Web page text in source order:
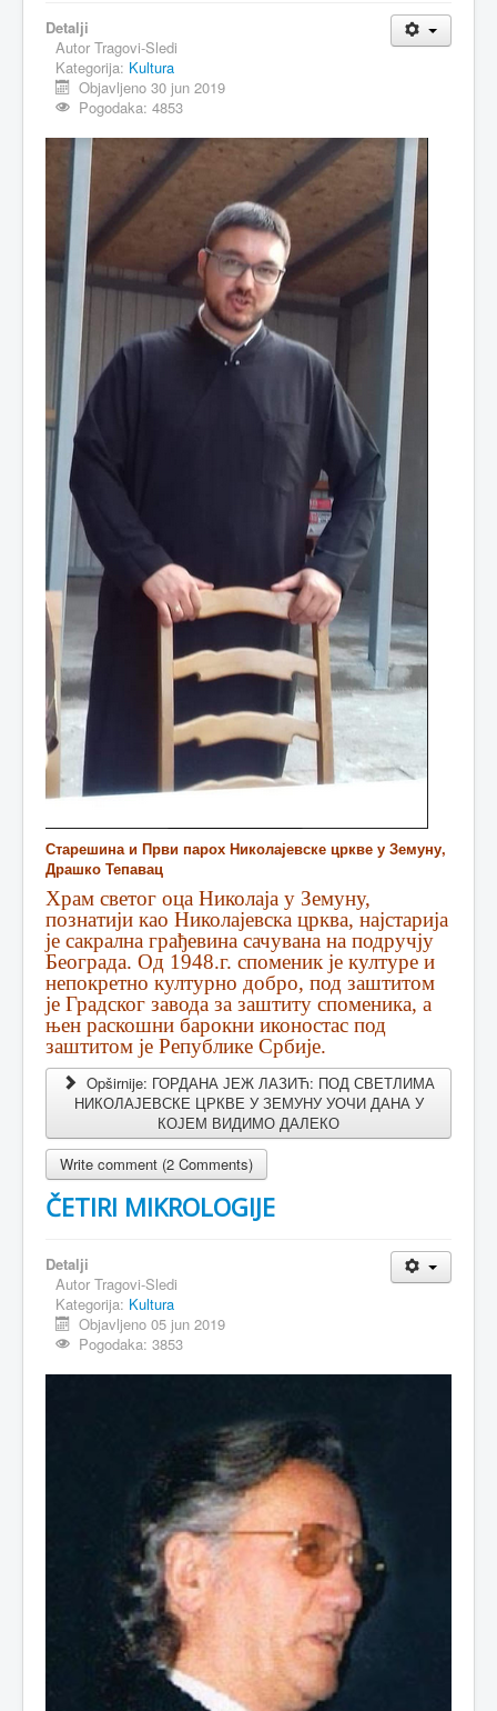
Detalji
Autor Tragovi-Sledi
Kategorija: Kultura
Objavljeno 30 jun 2019
Pogodaka: 4853
Старешина и Први парох Николајевске цркве у Земуну,
Драшко Тепавац
Храм светог оца Николаја у Земуну,
познатији као Николајевска црква, најстарија
је сакрална грађевина сачувана на подручју
Београда. Од 1948.г. споменик је културе и
непокретно културно добро, под заштитом
је Градског завода за заштиту споменика, а
њен раскошни барокни иконостас под
заштитом је Републике Србије.
Opširnije: ГОРДАНА ЈЕЖ ЛАЗИЋ: ПОД СВЕТЛИМА
НИКОЛАЈЕВСКЕ ЦРКВЕ У ЗЕМУНУ УОЧИ ДАНА У
КОЈЕМ ВИДИМО ДАЛЕКО
Write comment (2 Comments)
ČETIRI MIKROLOGIJE
Detalji
Autor Tragovi-Sledi
Kategorija: Kultura
Objavljeno 05 jun 2019
Pogodaka: 3853